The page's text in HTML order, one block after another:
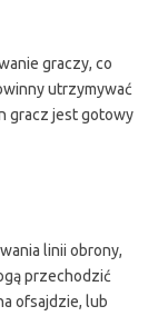
graczy, co
utrzymywać
gracz jest gotowy
linii obrony,
przechodzić
ofsajdzie, lub